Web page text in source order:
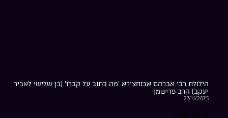
הילולת רבי אברהם אבוחצירא ‘מה כתוב על קברו’ (בן שלישי לאביר
יעקב) הרב פרישמן
27/11/2025